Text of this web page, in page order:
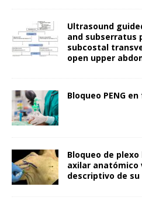
Ultrasound
and subserratus
subcostal
open upper
Bloqueo PENG
Bloqueo de
axilar anatómico
descriptivo de